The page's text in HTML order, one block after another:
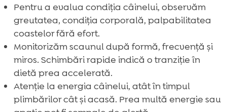
Pentru a evalua condiția câinelui, observăm
greutatea, condiția corporală, palpabilitatea
coastelor fără efort.
Monitorizăm scaunul după formă, frecvență și
miros. Schimbări rapide indică o tranziție în
dietă prea accelerată.
Atenție la energia câinelui, atât în timpul
plimbărilor cât și acasă. Prea multă energie sau